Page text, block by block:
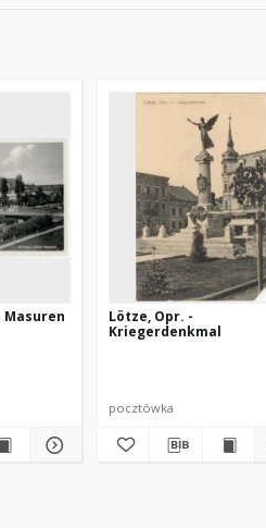
Masuren
Lötze, Opr. -
Kriegerdenkmal
pocztówka